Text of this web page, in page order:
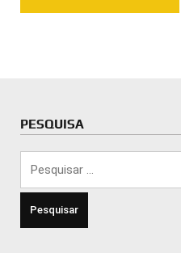
PESQUISA